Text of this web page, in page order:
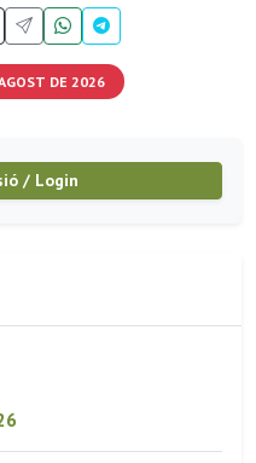
DE 2026
/ Login